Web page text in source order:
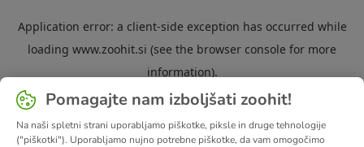
Application error: a client-side exception has occurred while
loading www.zoohit.si (see the browser console for more
information).
Pomagajte nam izboljšati zoohit!
Na naši spletni strani uporabljamo piškotke, piksle in druge tehnologije
("piškotki"). Uporabljamo nujno potrebne piškotke, da vam omogočimo